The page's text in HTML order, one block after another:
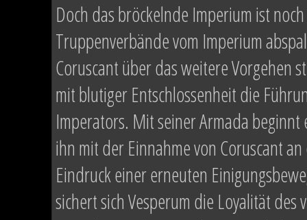
Doch das bröckelnde Imperium ist
Truppenverbände vom Imperium
Coruscant über das weitere Vorgehen
mit blutiger Entschlossenheit die
Imperators. Mit seiner Armada
ihn mit der Einnahme von Coruscant
Eindruck einer erneuten
sichert sich Vesperum die Loyalität